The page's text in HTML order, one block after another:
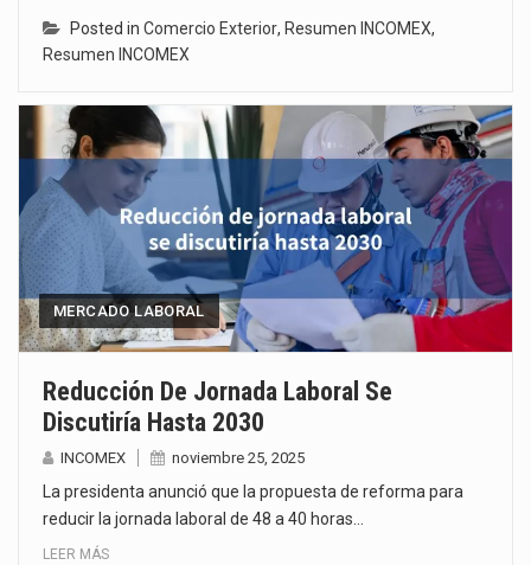
Posted in Comercio Exterior, Resumen INCOMEX,
Resumen INCOMEX
MERCADO LABORAL
Reducción De Jornada Laboral Se
Discutiría Hasta 2030
INCOMEX noviembre 25, 2025
La presidenta anunció que la propuesta de reforma para
reducir la jornada laboral de 48 a 40 horas…
LEER MÁS